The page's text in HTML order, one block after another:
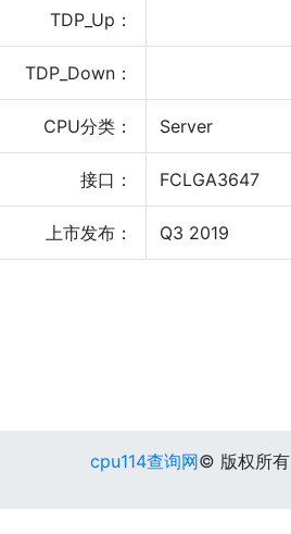
TDP_Up：
TDP_Down：
CPU分类： Server
接口： FCLGA3647
上市发布： Q3 2019
cpu114查询网© 版权所